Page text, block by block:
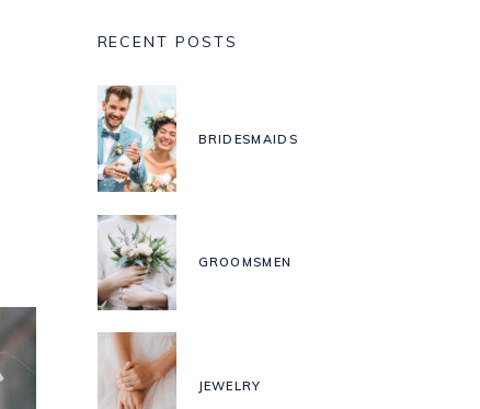
RECENT POSTS
BRIDESMAIDS
GROOMSMEN
JEWELRY